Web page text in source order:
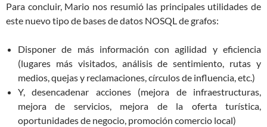
Para concluir, Mario nos resumió las principales utilidades de
este nuevo tipo de bases de datos NOSQL de grafos:
Disponer de más información con agilidad y eficiencia
(lugares más visitados, análisis de sentimiento, rutas y
medios, quejas y reclamaciones, círculos de influencia, etc.)
Y, desencadenar acciones (mejora de infraestructuras,
mejora de servicios, mejora de la oferta turística,
oportunidades de negocio, promoción comercio local)